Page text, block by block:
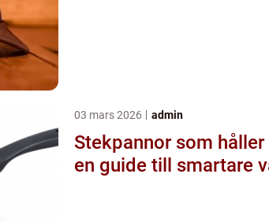
03 mars 2026 admin
Stekpannor som
en guide till smartare